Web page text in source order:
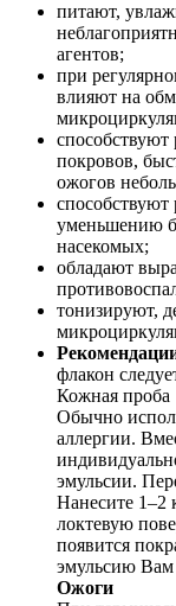
питают,
агентов;
при
влияют на
покровов,
ожогов
способствуют
уменьшению
насекомых;
обладают
тонизируют,
флакон
Кожная проба
Обычно
аллергии.
эмульсии.
Нанесите
локтевую
появится
эмульсию Вам
Ожоги